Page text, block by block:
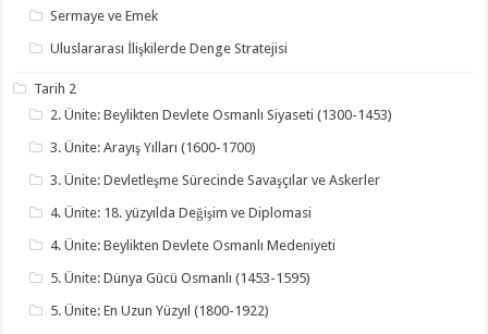
Sermaye ve Emek
Uluslararası İlişkilerde Denge Stratejisi
Tarih 2
2. Ünite: Beylikten Devlete Osmanlı Siyaseti (1300-1453)
3. Ünite: Arayış Yılları (1600-1700)
3. Ünite: Devletleşme Sürecinde Savaşçılar ve Askerler
4. Ünite: 18. yüzyılda Değişim ve Diplomasi
4. Ünite: Beylikten Devlete Osmanlı Medeniyeti
5. Ünite: Dünya Gücü Osmanlı (1453-1595)
5. Ünite: En Uzun Yüzyıl (1800-1922)